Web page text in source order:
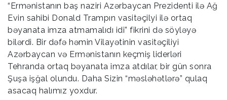
“Ermənistanın baş naziri Azərbaycan Prezidenti ilə Ağ
Evin sahibi Donald Trampın vasitəçilyi ilə ortaq
bəyanata imza atmamalıdı idi” fikrini də söyləyə
bilərdi. Bir dəfə həmin Vilayətinin vasitəçiliyi
Azərbaycan və Ermənistanın keçmiş liderləri
Tehranda ortaq bəyanata imza atdılar, bir gün sonra
Şuşa işğal olundu. Daha Sizin “məsləhətlərə” qulaq
asacaq halımız yoxdur.